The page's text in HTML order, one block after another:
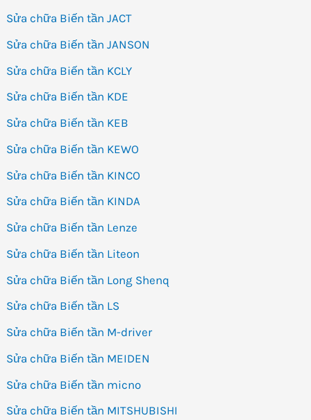
Sửa chữa Biến tần JACT
Sửa chữa Biến tần JANSON
Sửa chữa Biến tần KCLY
Sửa chữa Biến tần KDE
Sửa chữa Biến tần KEB
Sửa chữa Biến tần KEWO
Sửa chữa Biến tần KINCO
Sửa chữa Biến tần KINDA
Sửa chữa Biến tần Lenze
Sửa chữa Biến tần Liteon
Sửa chữa Biến tần Long Shenq
Sửa chữa Biến tần LS
Sửa chữa Biến tần M-driver
Sửa chữa Biến tần MEIDEN
Sửa chữa Biến tần micno
Sửa chữa Biến tần MITSHUBISHI